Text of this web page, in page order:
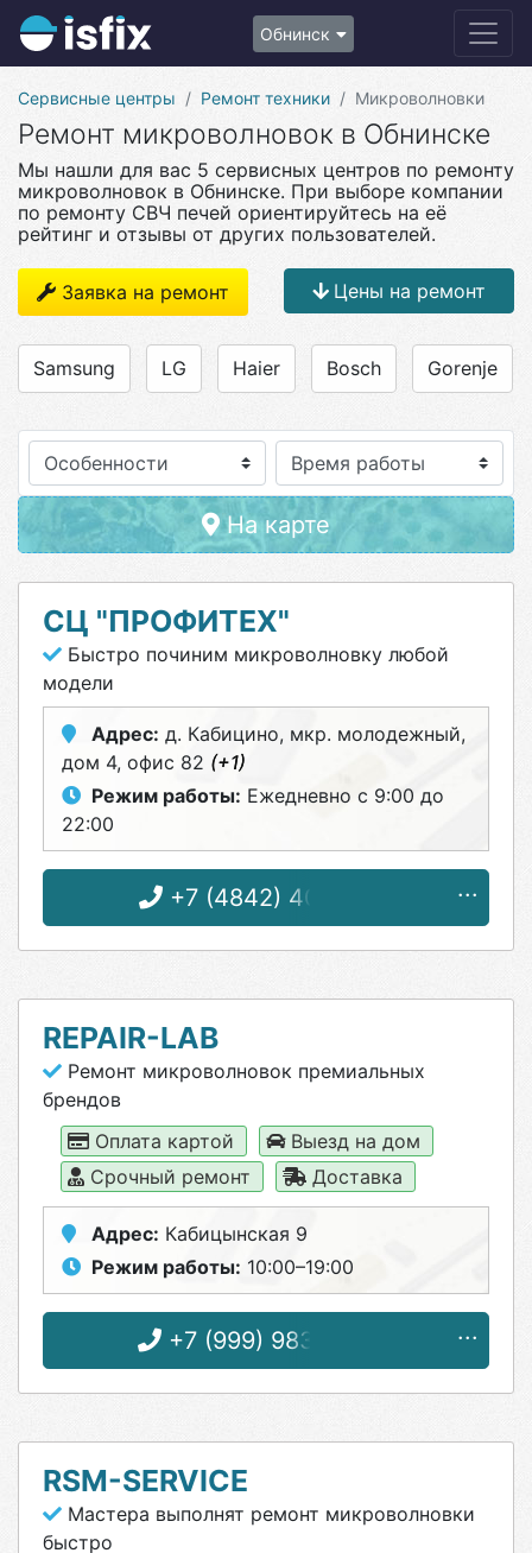
Обнинск
Сервисные центры Ремонт техники Микроволновки
Ремонт микроволновок в Обнинске
Мы нашли для вас 5 сервисных центров по ремонту
микроволновок в Обнинске. При выборе компании
по ремонту СВЧ печей ориентируйтесь на её
рейтинг и отзывы от других пользователей.
Заявка на ремонт Цены на ремонт
Samsung LG Haier Bosch Gorenje
Особенности
На карте
СЦ "ПРОФИТЕХ"
Быстро починим микроволновку любой
модели
Адрес: д. Кабицино, мкр. молодежный,
дом 4, офис 82 (+1)
Режим работы: Ежедневно с 9:00 до
22:00
+7 (4842) 40-15-52
REPAIR-LAB
Ремонт микроволновок премиальных
брендов
Оплата картой
Выезд на дом
Срочный ремонт
Доставка
Адрес: Кабицынская 9
Режим работы: 10:00–19:00
+7 (999) 983-73-53
RSM-SERVICE
Мастера выполнят ремонт микроволновки
быстро